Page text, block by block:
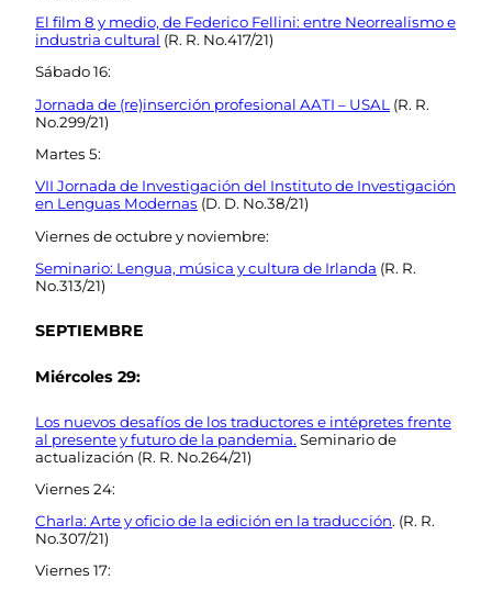
El film 8 y medio, de Federico Fellini: entre Neorrealismo e
industria cultural (R. R. No.417/21)
Sábado 16:
Jornada de (re)inserción profesional AATI – USAL (R. R.
No.299/21)
Martes 5:
VII Jornada de Investigación del Instituto de Investigación
en Lenguas Modernas (D. D. No.38/21)
Viernes de octubre y noviembre:
Seminario: Lengua, música y cultura de Irlanda (R. R.
No.313/21)
SEPTIEMBRE
Miércoles 29:
Los nuevos desafíos de los traductores e intépretes frente
al presente y futuro de la pandemia. Seminario de
actualización (R. R. No.264/21)
Viernes 24:
Charla: Arte y oficio de la edición en la traducción. (R. R.
No.307/21)
Viernes 17: